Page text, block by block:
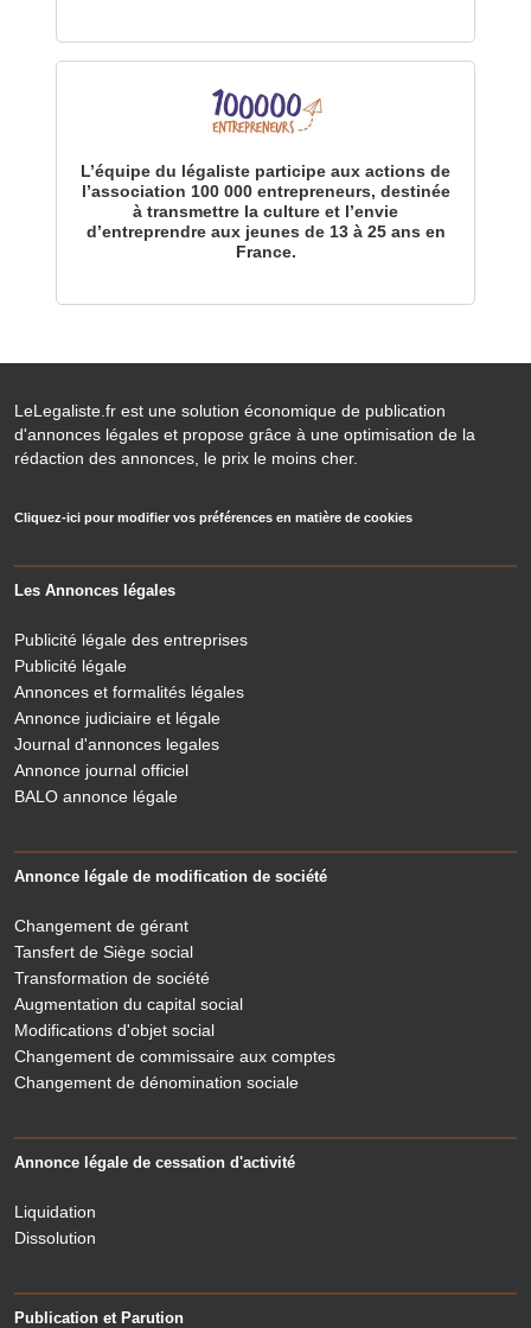
L’équipe du légaliste participe aux actions de
l’association 100 000 entrepreneurs, destinée
à transmettre la culture et l’envie
d’entreprendre aux jeunes de 13 à 25 ans en
France.
LeLegaliste.fr est une solution économique de publication
d'annonces légales et propose grâce à une optimisation de la
rédaction des annonces, le prix le moins cher.
Cliquez-ici pour modifier vos préférences en matière de cookies
Les Annonces légales
Publicité légale des entreprises
Publicité légale
Annonces et formalités légales
Annonce judiciaire et légale
Journal d'annonces legales
Annonce journal officiel
BALO annonce légale
Annonce légale de modification de société
Changement de gérant
Tansfert de Siège social
Transformation de société
Augmentation du capital social
Modifications d'objet social
Changement de commissaire aux comptes
Changement de dénomination sociale
Annonce légale de cessation d'activité
Liquidation
Dissolution
Publication et Parution